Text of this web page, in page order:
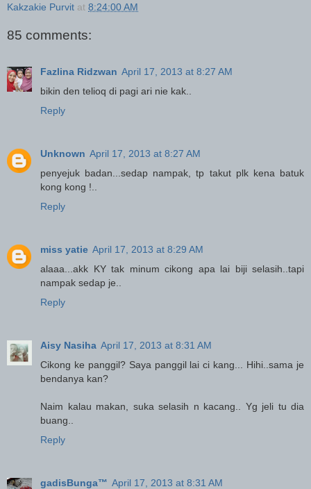
Kakzakie Purvit at 8:24:00 AM
85 comments:
Fazlina Ridzwan April 17, 2013 at 8:27 AM
bikin den telioq di pagi ari nie kak..
Reply
Unknown April 17, 2013 at 8:27 AM
penyejuk badan...sedap nampak, tp takut plk kena batuk
kong kong !..
Reply
miss yatie April 17, 2013 at 8:29 AM
alaaa...akk KY tak minum cikong apa lai biji selasih..tapi
nampak sedap je..
Reply
Aisy Nasiha April 17, 2013 at 8:31 AM
Cikong ke panggil? Saya panggil lai ci kang... Hihi..sama je
bendanya kan?
Naim kalau makan, suka selasih n kacang.. Yg jeli tu dia
buang..
Reply
gadisBunga™ April 17, 2013 at 8:31 AM